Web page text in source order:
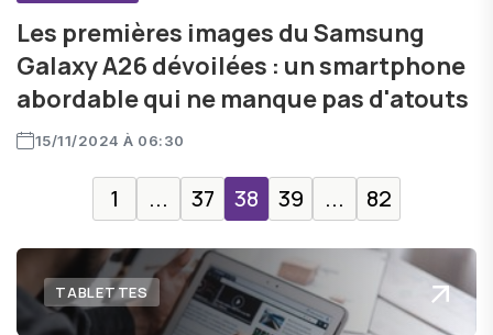
Les premières images du Samsung
Galaxy A26 dévoilées : un smartphone
abordable qui ne manque pas d'atouts
15/11/2024 À 06:30
1 ... 37 38 39 ... 82
TABLETTES